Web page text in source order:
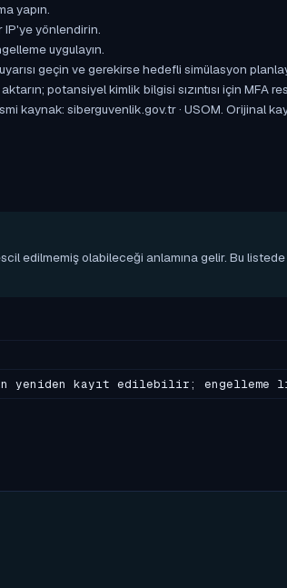
yapın.
IP'ye yönlendirin.
uygulayın.
geçin ve gerekirse hedefli simülasyon
potansiyel kimlik bilgisi sızıntısı için MFA
kaynak: siberguvenlik.gov.tr · USOM. Orijinal
edilmemiş olabileceği anlamına gelir. Bu
yeniden kayıt edilebilir; engelleme